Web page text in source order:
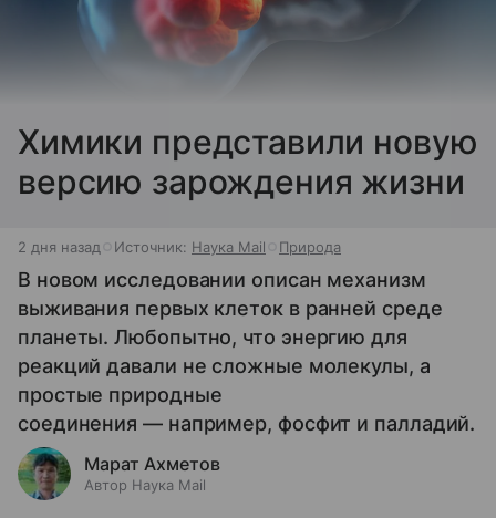
Химики представили новую
версию зарождения жизни
2 дня назад Источник: Наука Mail Природа
В новом исследовании описан механизм
выживания первых клеток в ранней среде
планеты. Любопытно, что энергию для
реакций давали не сложные молекулы, а
простые природные
соединения — например, фосфит и палладий.
Марат Ахметов
Автор Наука Mail